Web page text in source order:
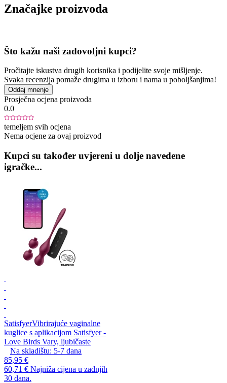
Značajke proizvoda
Što kažu naši zadovoljni kupci?
Pročitajte iskustva drugih korisnika i podijelite svoje mišljenje.
Svaka recenzija pomaže drugima u izboru i nama u poboljšanjima!
Oddaj mnenje
Prosječna ocjena proizvoda
0.0
temeljem svih ocjena
Nema ocjene za ovaj proizvod
Kupci su također uvjereni u dolje navedene
igračke...
SatisfyerVibrirajuće vaginalne
kuglice s aplikacijom Satisfyer -
Love Birds Vary, ljubičaste
Na skladištu: 5-7 dana
85,95 €
60,71 € Najniža cijena u zadnjih
30 dana.